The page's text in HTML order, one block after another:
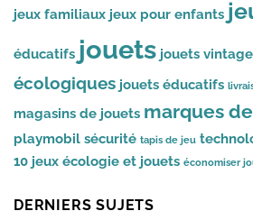
jeux familiaux jeux pour enfants
éducatifs jouets jouets vintage
écologiques jouets éducatifs
magasins de jouets marques
playmobil sécurité tapis de jeu
10 jeux écologie et jouets économiser
DERNIERS SUJETS